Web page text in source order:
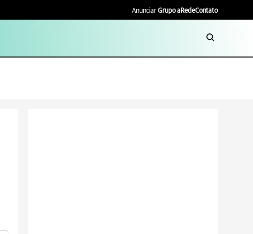
Anunciar Grupo aRedeContato